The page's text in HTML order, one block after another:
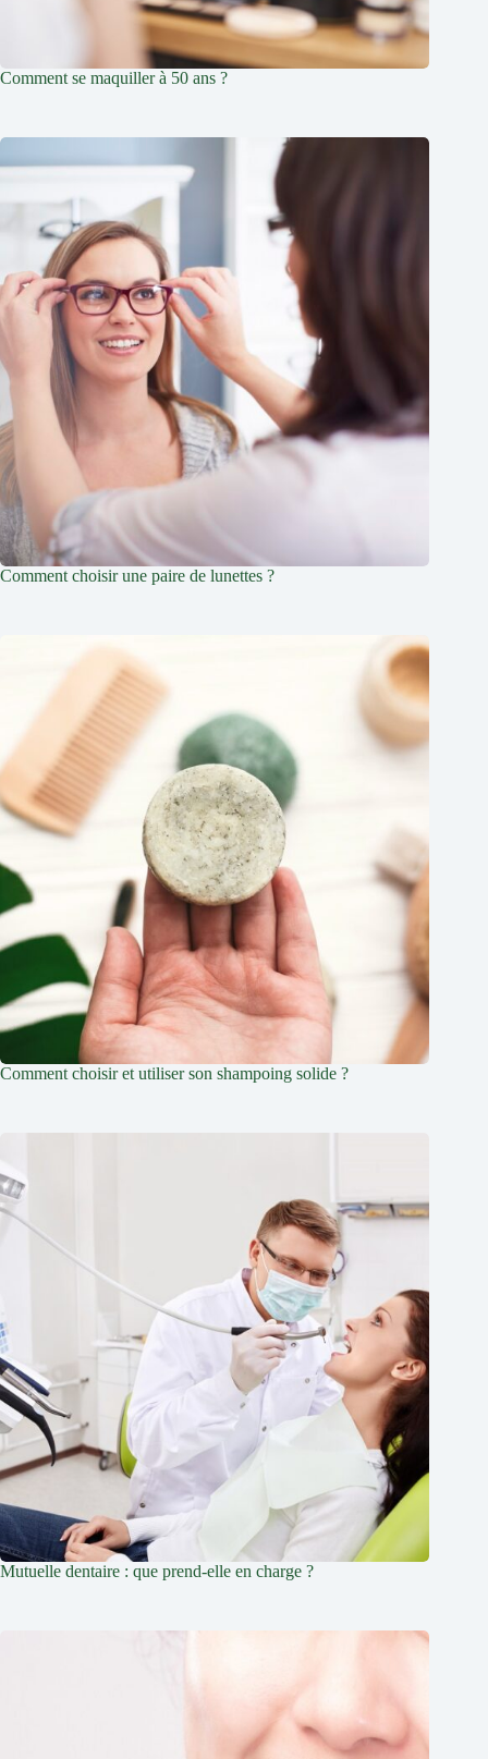
Comment se maquiller à 50 ans ?
Comment choisir une paire de lunettes ?
Comment choisir et utiliser son shampoing solide ?
Mutuelle dentaire : que prend-elle en charge ?